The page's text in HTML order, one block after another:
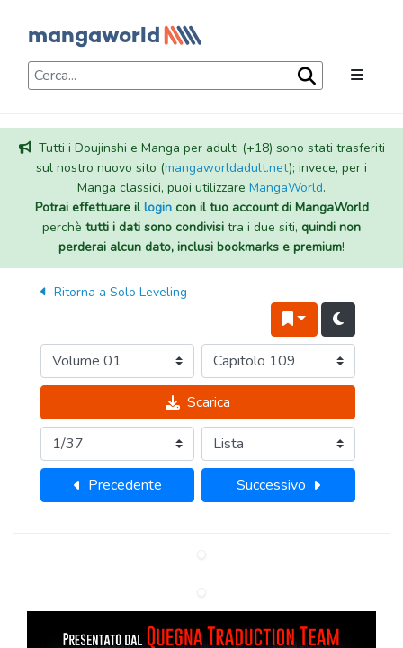
Tutti i Doujinshi e Manga per adulti (+18) sono stati trasferiti
sul nostro nuovo sito (mangaworldadult.net); invece, per i
Manga classici, puoi utilizzare MangaWorld.
Potrai effettuare illogincon il tuo account di MangaWorld
perchè tutti i dati sono condivisi tra i due siti, quindi non
perderai alcun dato, inclusi bookmarks e premium!
Ritorna a Solo Leveling
Scarica
Precedente Successivo